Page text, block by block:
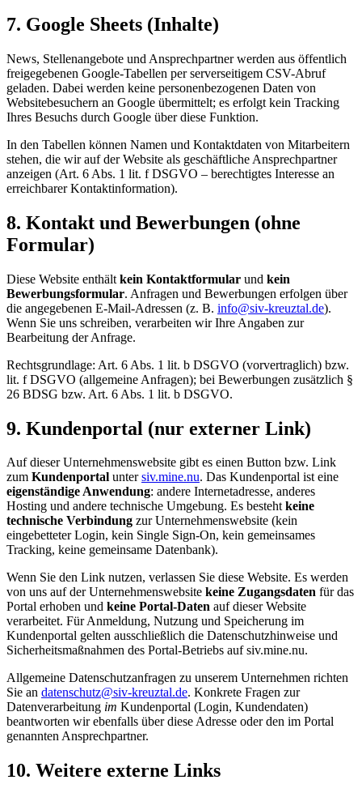
7. Google Sheets (Inhalte)
News, Stellenangebote und Ansprechpartner werden aus öffentlich
freigegebenen Google-Tabellen per serverseitigem CSV-Abruf
geladen. Dabei werden keine personenbezogenen Daten von
Websitebesuchern an Google übermittelt; es erfolgt kein Tracking
Ihres Besuchs durch Google über diese Funktion.
In den Tabellen können Namen und Kontaktdaten von Mitarbeitern
stehen, die wir auf der Website als geschäftliche Ansprechpartner
anzeigen (Art. 6 Abs. 1 lit. f DSGVO – berechtigtes Interesse an
erreichbarer Kontaktinformation).
8. Kontakt und Bewerbungen (ohne
Formular)
Diese Website enthält kein Kontaktformular und kein
Bewerbungsformular. Anfragen und Bewerbungen erfolgen über
die angegebenen E-Mail-Adressen (z. B. info@siv-kreuztal.de).
Wenn Sie uns schreiben, verarbeiten wir Ihre Angaben zur
Bearbeitung der Anfrage.
Rechtsgrundlage: Art. 6 Abs. 1 lit. b DSGVO (vorvertraglich) bzw.
lit. f DSGVO (allgemeine Anfragen); bei Bewerbungen zusätzlich §
26 BDSG bzw. Art. 6 Abs. 1 lit. b DSGVO.
9. Kundenportal (nur externer Link)
Auf dieser Unternehmenswebsite gibt es einen Button bzw. Link
zum Kundenportal unter siv.mine.nu. Das Kundenportal ist eine
eigenständige Anwendung: andere Internetadresse, anderes
Hosting und andere technische Umgebung. Es bestehtkeine
technische Verbindung zur Unternehmenswebsite (kein
eingebetteter Login, kein Single Sign-On, kein gemeinsames
Tracking, keine gemeinsame Datenbank).
Wenn Sie den Link nutzen, verlassen Sie diese Website. Es werden
von uns auf der Unternehmenswebsite keine Zugangsdaten für das
Portal erhoben und keine Portal-Daten auf dieser Website
verarbeitet. Für Anmeldung, Nutzung und Speicherung im
Kundenportal gelten ausschließlich die Datenschutzhinweise und
Sicherheitsmaßnahmen des Portal-Betriebs auf siv.mine.nu.
Allgemeine Datenschutzanfragen zu unserem Unternehmen richten
Sie an datenschutz@siv-kreuztal.de. Konkrete Fragen zur
Datenverarbeitung im Kundenportal (Login, Kundendaten)
beantworten wir ebenfalls über diese Adresse oder den im Portal
genannten Ansprechpartner.
10. Weitere externe Links